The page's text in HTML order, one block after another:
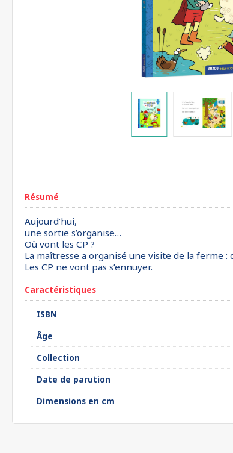
Résumé
Aujourd’hui,
une sortie s’organise…
Où vont les CP ?
La maîtresse a organisé une visite de la ferme
Les CP ne vont pas s’ennuyer.
Caractéristiques
ISBN
Âge
Collection
Date de parution
Dimensions en cm